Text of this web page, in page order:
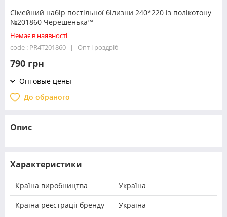
Сімейний набір постільної білизни 240*220 із полікотону
№201860 Черешенька™
Немає в наявності
code : PR4T201860
Опт і роздріб
790 грн
Оптовые цены
До обраного
Опис
Характеристики
Країна виробництва Україна
Країна реєстрації бренду Україна